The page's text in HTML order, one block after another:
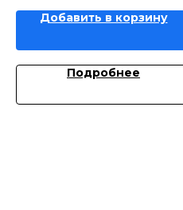
Добавить в корзину
Подробнее